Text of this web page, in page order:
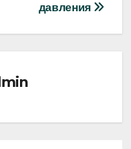
давления